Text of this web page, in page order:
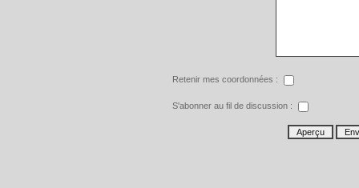
Retenir mes coordonnées :
S'abonner au fil de discussion :